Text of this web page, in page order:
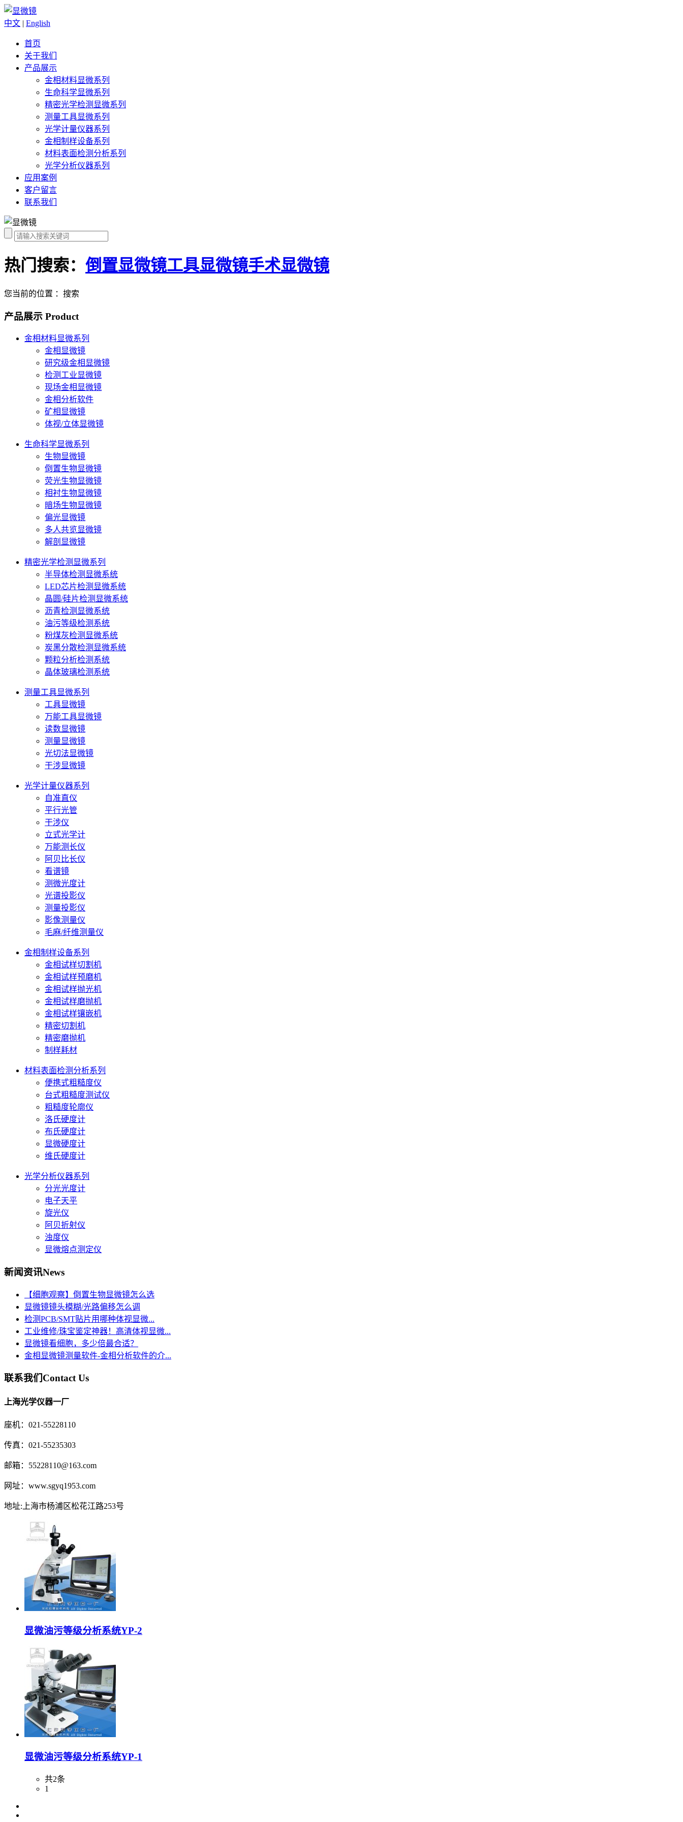
中文 | English
首页
关于我们
产品展示
金相材料显微系列
生命科学显微系列
精密光学检测显微系列
测量工具显微系列
光学计量仪器系列
金相制样设备系列
材料表面检测分析系列
光学分析仪器系列
应用案例
客户留言
联系我们
热门搜索： 倒置显微镜工具显微镜手术显微镜
您当前的位置 ：搜索
产品展示 Product
金相材料显微系列
金相显微镜
研究级金相显微镜
检测工业显微镜
现场金相显微镜
金相分析软件
矿相显微镜
体视/立体显微镜
生命科学显微系列
生物显微镜
倒置生物显微镜
荧光生物显微镜
相衬生物显微镜
暗场生物显微镜
偏光显微镜
多人共览显微镜
解剖显微镜
精密光学检测显微系列
半导体检测显微系统
LED芯片检测显微系统
晶圆/硅片检测显微系统
沥青检测显微系统
油污等级检测系统
粉煤灰检测显微系统
炭黑分散检测显微系统
颗粒分析检测系统
晶体玻璃检测系统
测量工具显微系列
工具显微镜
万能工具显微镜
读数显微镜
测量显微镜
光切法显微镜
干涉显微镜
光学计量仪器系列
自准直仪
平行光管
干涉仪
立式光学计
万能测长仪
阿贝比长仪
看谱镜
测微光度计
光谱投影仪
测量投影仪
影像测量仪
毛麻/纤维测量仪
金相制样设备系列
金相试样切割机
金相试样预磨机
金相试样抛光机
金相试样磨抛机
金相试样镶嵌机
精密切割机
精密磨抛机
制样耗材
材料表面检测分析系列
便携式粗糙度仪
台式粗糙度测试仪
粗糙度轮廓仪
洛氏硬度计
布氏硬度计
显微硬度计
维氏硬度计
光学分析仪器系列
分光光度计
电子天平
旋光仪
阿贝折射仪
浊度仪
显微熔点测定仪
新闻资讯News
【细胞观察】倒置生物显微镜怎么选
显微镜镜头模糊/光路偏移怎么调
检测PCB/SMT贴片用哪种体视显微...
工业维修/珠宝鉴定神器！高清体视显微...
显微镜看细胞，多少倍最合适？
金相显微镜测量软件-金相分析软件的介...
联系我们Contact Us
上海光学仪器一厂
座机：021-55228110
传真：021-55235303
邮箱：55228110@163.com
网址：www.sgyq1953.com
地址:上海市杨浦区松花江路253号
显微油污等级分析系统YP-2
显微油污等级分析系统YP-1
共2条
1